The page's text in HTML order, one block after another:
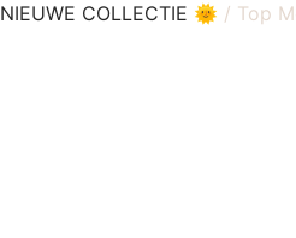
NIEUWE COLLECTIE 🌞 / Top